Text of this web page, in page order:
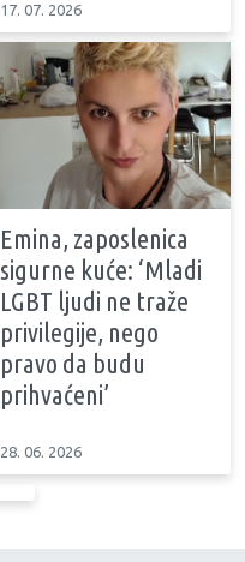
17. 07. 2026
Emina, zaposlenica
sigurne kuće: ‘Mladi
LGBT ljudi ne traže
privilegije, nego
pravo da budu
prihvaćeni’
28. 06. 2026